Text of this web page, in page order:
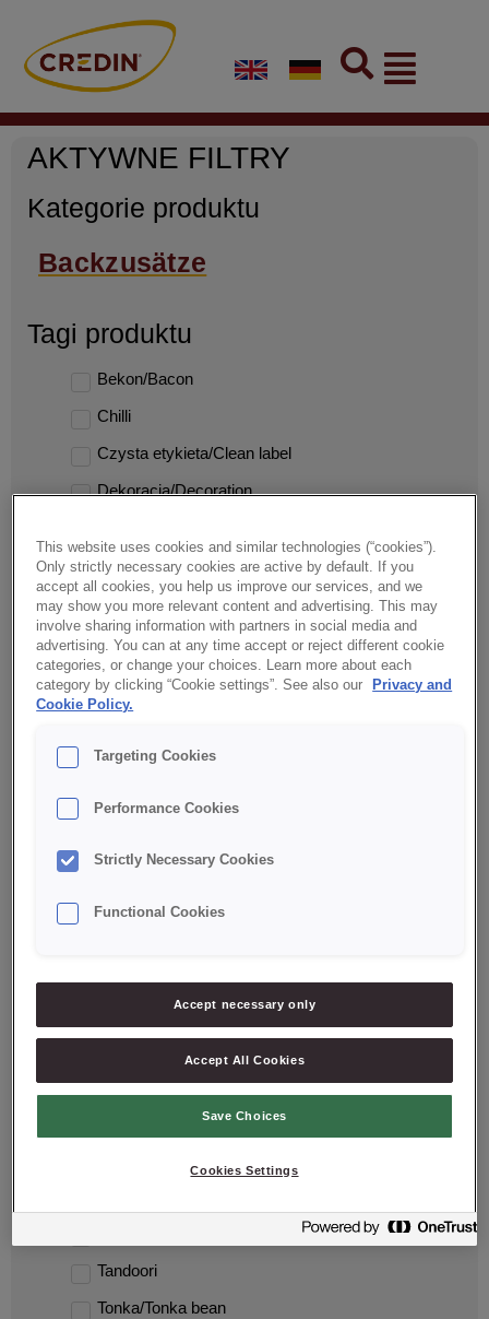
content
Flyout
Menu
AKTYWNE FILTRY
Kategorie produktu
Backzusätze
Tagi produktu
Bekon/Bacon
Chilli
Czysta etykieta/Clean label
Dekoracja/Decoration
Harissa
Indie/India
Klasyka/Classic
Kuchnie świata/World cuisine
Kule/Balls
Mieszanka/Mix
Nadzienie/Filling
Pomidory/Tomatoes
Premium
Tandoori
Tonka/Tonka bean
This website uses cookies and similar technologies (“cookies”).
Only strictly necessary cookies are active by default. If you
accept all cookies, you help us improve our services, and we
may show you more relevant content and advertising. This may
involve sharing information with partners in social media and
advertising. You can at any time accept or reject different cookie
categories, or change your choices. Learn more about each
category by clicking “Cookie settings”. See also our
Privacy and
Cookie Policy.
Targeting Cookies
Performance Cookies
Strictly Necessary Cookies
Functional Cookies
Accept necessary only
Accept All Cookies
Save Choices
Cookies Settings